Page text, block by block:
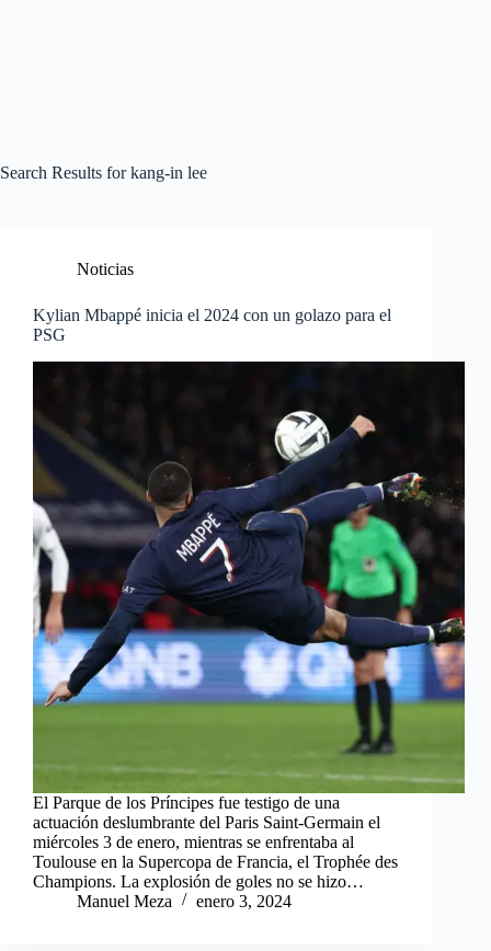
Search Results for kang-in lee
Noticias
Kylian Mbappé inicia el 2024 con un golazo para el
PSG
El Parque de los Príncipes fue testigo de una
actuación deslumbrante del Paris Saint-Germain el
miércoles 3 de enero, mientras se enfrentaba al
Toulouse en la Supercopa de Francia, el Trophée des
Champions. La explosión de goles no se hizo…
Manuel Meza
enero 3, 2024